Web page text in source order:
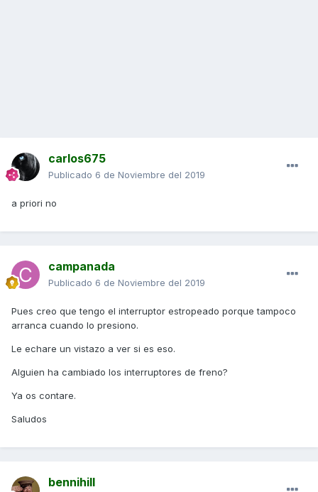
carlos675
Publicado 6 de Noviembre del 2019
a priori no
campanada
Publicado 6 de Noviembre del 2019
Pues creo que tengo el interruptor estropeado porque tampoco
arranca cuando lo presiono.
Le echare un vistazo a ver si es eso.
Alguien ha cambiado los interruptores de freno?
Ya os contare.
Saludos
bennihill